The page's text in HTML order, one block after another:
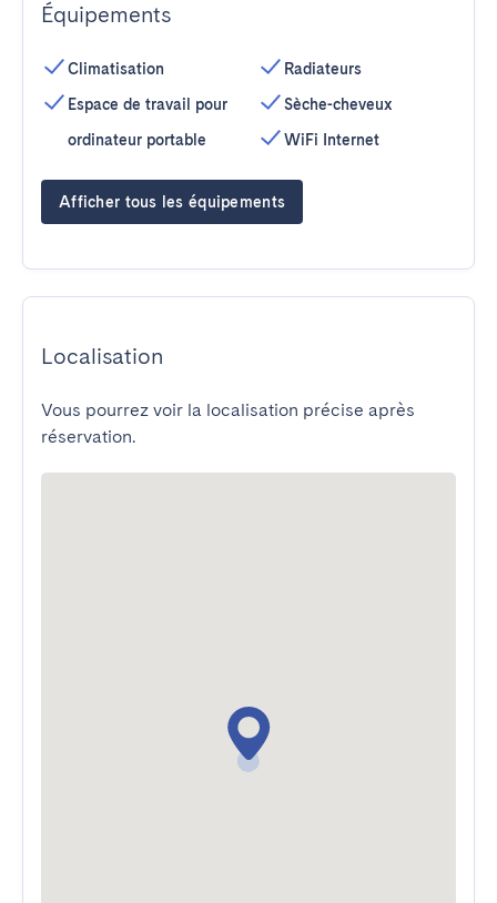
Équipements
Climatisation
Espace de travail pour
ordinateur portable
Radiateurs
Sèche-cheveux
WiFi Internet
Afficher tous les équipements
Localisation
Vous pourrez voir la localisation précise après
réservation.